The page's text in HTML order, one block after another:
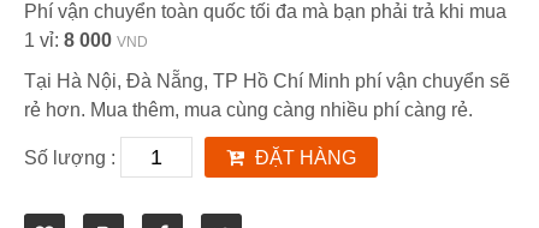
Phí vận chuyển toàn quốc tối đa mà bạn phải trả khi mua
1 vỉ: 8 000 VND
Tại Hà Nội, Đà Nẵng, TP Hồ Chí Minh phí vận chuyển sẽ
rẻ hơn. Mua thêm, mua cùng càng nhiều phí càng rẻ.
Số lượng : ĐẶT HÀNG